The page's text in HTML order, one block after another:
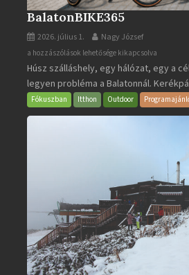
BalatonBIKE365
2026. július 1. Nagy József
BalatonBIKE365
bejegyzéshez
a hozzászólások lehetősége kikapcsolva
Húsz szálláshely, egy hálózat, egy a
legyen probléma a Balatonnál.
Fókuszban Itthon Outdoor